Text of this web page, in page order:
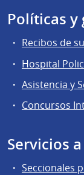
Políticas y
Recibos de
Hospital
Asistencia y
Concursos
Servicios
Seccionales